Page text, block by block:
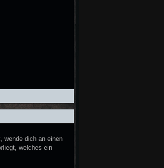
wende dich an einen
welches ein